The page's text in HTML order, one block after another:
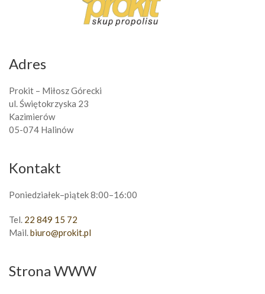
Adres
Prokit – Miłosz Górecki
ul. Świętokrzyska 23
Kazimierów
05-074 Halinów
Kontakt
Poniedziałek–piątek 8:00–16:00
Tel. 22 849 15 72
Mail. biuro@prokit.pl
Strona WWW